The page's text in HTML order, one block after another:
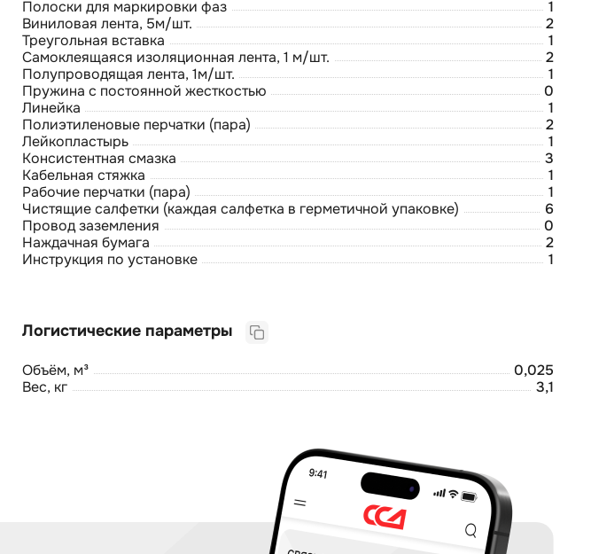
Полоски для маркировки фаз
1
Виниловая лента, 5м/шт.
2
Треугольная вставка
1
Самоклеящаяся изоляционная лента, 1 м/шт.
2
Полупроводящая лента, 1м/шт.
1
Пружина с постоянной жесткостью
0
Линейка
1
Полиэтиленовые перчатки (пара)
2
Лейкопластырь
1
Консистентная смазка
3
Кабельная стяжка
1
Рабочие перчатки (пара)
1
Чистящие салфетки (каждая салфетка в герметичной упаковке)
6
Провод заземления
0
Наждачная бумага
2
Инструкция по установке
1
Объём, м³
0,025
Вес, кг
3,1